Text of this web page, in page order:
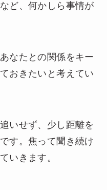
ど、何かしら事情が
なたとの関係をキー
おきたいと考えてい
いせず、少し距離を
す。焦って聞き続け
いきます。